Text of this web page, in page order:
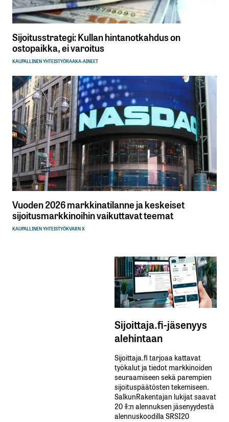
Sijoitusstrategi: Kullan hintanotkahdus on
ostopaikka, ei varoitus
KAUPALLINEN YHTEISTYÖRAAKA-AINEET
Vuoden 2026 markkinatilanne ja keskeiset
sijoitusmarkkinoihin vaikuttavat teemat
KAUPALLINEN YHTEISTYÖKVARN X
Sijoittaja.fi-jäsenyys
alehintaan
Sijoittaja.fi tarjoaa kattavat
työkalut ja tiedot markkinoiden
seuraamiseen sekä parempien
sijoituspäätösten tekemiseen.
SalkunRakentajan lukijat saavat
20 %:n alennuksen jäsenyydestä
alennuskoodilla SRSI20